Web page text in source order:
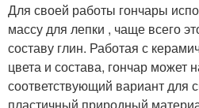
Для своей работы гончары
массу для лепки , чаще всего
составу глин. Работая с
цвета и состава, гончар может
соответствующий вариант для